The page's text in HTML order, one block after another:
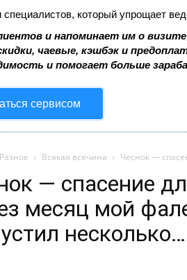
который упрощает
и напоминает им о
чаевые, кэшбэк и
и помогает больше
сервисом
Разное Всякая всячина Чеснок —
— спасение
месяц мой
несколько…